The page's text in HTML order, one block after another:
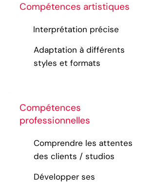
Compétences artistiques
Interprétation précise
Adaptation à différents
styles et formats
Compétences
professionnelles
Comprendre les attentes
des clients / studios
Développer ses